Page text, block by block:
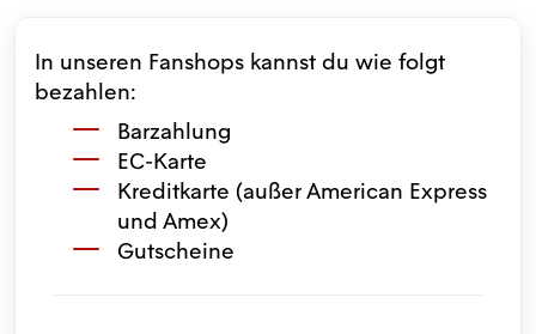
In unseren Fanshops kannst du wie folgt
bezahlen:
Barzahlung
EC-Karte
Kreditkarte (außer American Express
und Amex)
Gutscheine